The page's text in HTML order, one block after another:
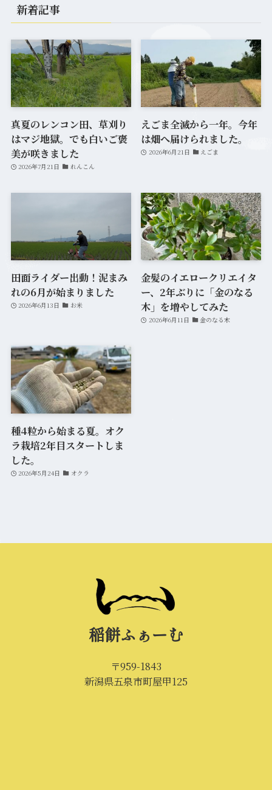
新着記事
真夏のレンコン田、草刈り
はマジ地獄。でも白いご褒
美が咲きました
2026年7月21日 れんこん
えごま全滅から一年。今年
は畑へ届けられました。
2026年6月21日 えごま
田面ライダー出動！泥まみ
れの6月が始まりました
2026年6月13日 お米
金髪のイエロークリエイタ
ー、2年ぶりに「金のなる
木」を増やしてみた
2026年6月11日 金のなる木
種4粒から始まる夏。オク
ラ栽培2年目スタートしま
した。
2026年5月24日 オクラ
稲餅ふぁーむ
〒959-1843
新潟県五泉市町屋甲125